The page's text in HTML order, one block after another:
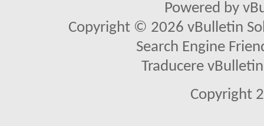
Powered by
Copyright © 2026 vBulletin
Search Engine
Traducere
Copyright